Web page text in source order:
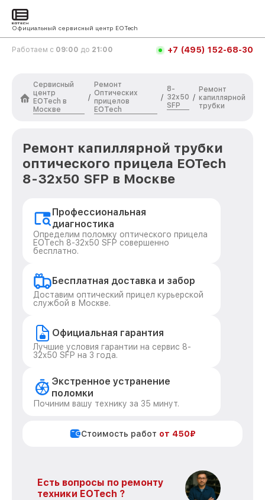
Официальный сервисный центр EOTech
Работаем с 09:00 до 21:00 +7 (495) 152-68-30
Сервисный
центр
EOTech в
Москве
/
Ремонт
Оптических
прицелов
EOTech
/
8-
32x50
SFP
/
Ремонт
капиллярной
трубки
Ремонт капиллярной трубки
оптического прицела EOTech
8-32x50 SFP в Москве
Профессиональная
диагностика
Определим поломку оптического прицела
EOTech 8-32x50 SFP совершенно
бесплатно.
Бесплатная доставка и забор
Доставим оптический прицел курьерской
службой в Москве.
Официальная гарантия
Лучшие условия гарантии на сервис 8-
32x50 SFP на 3 года.
Экстренное устранение
поломки
Починим вашу технику за 35 минут.
Стоимость работ от 450₽
Есть вопросы по ремонту
техники EOTech ?